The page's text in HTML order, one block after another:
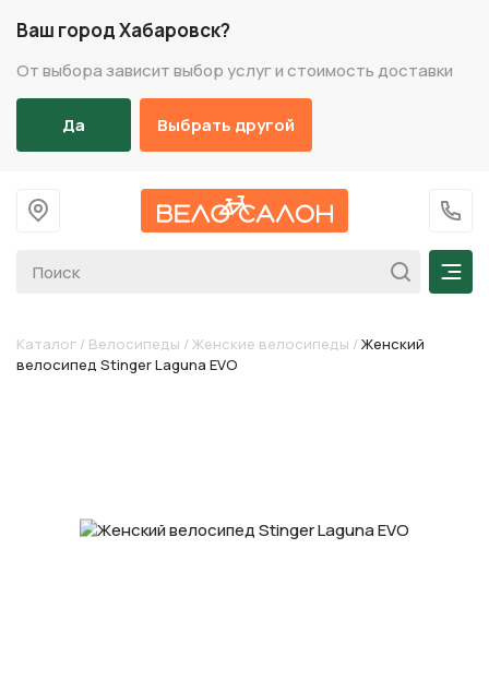
Ваш город Хабаровск?
От выбора зависит выбор услуг и стоимость доставки
Да Выбрать другой
На главную
+7
Каталог / Велосипеды / Женские велосипеды / Женский
велосипед Stinger Laguna EVO